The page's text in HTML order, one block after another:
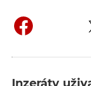
Inzeráty